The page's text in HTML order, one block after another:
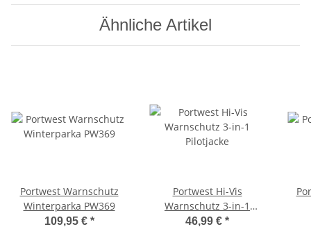
Ähnliche Artikel
Portwest Warnschutz
Winterparka PW369
109,95 € *
Portwest Hi-Vis
Warnschutz 3-in-1
Pilotjacke
46,99 € *